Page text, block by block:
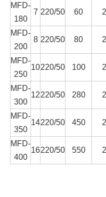
MFD-
180
7 220/50 60
MFD-
200
8 220/50 80
MFD-
250
10220/50 100
MFD-
300
12220/50 280
MFD-
350
14220/50 450
MFD-
400
16220/50 550